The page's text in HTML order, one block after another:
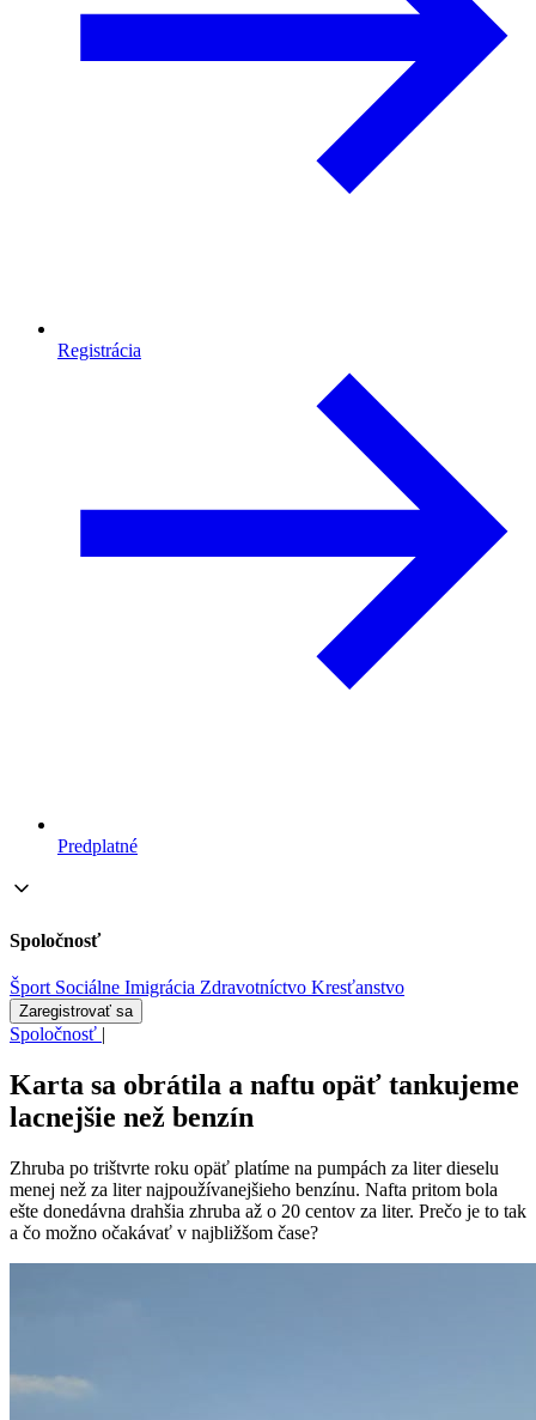
Registrácia
Predplatné
Spoločnosť
Šport Sociálne Imigrácia Zdravotníctvo Kresťanstvo
Zaregistrovať sa
Spoločnosť |
Karta sa obrátila a naftu opäť tankujeme
lacnejšie než benzín
Zhruba po trištvrte roku opäť platíme na pumpách za liter dieselu
menej než za liter najpoužívanejšieho benzínu. Nafta pritom bola
ešte donedávna drahšia zhruba až o 20 centov za liter. Prečo je to tak
a čo možno očakávať v najbližšom čase?